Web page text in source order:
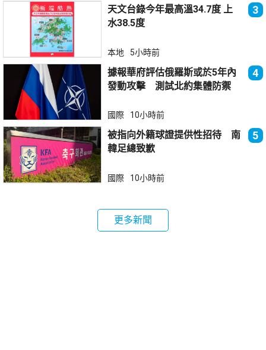
天文台錄今年最高溫34.7度 上
水38.5度
3
本地 5小時前
據報華府評估俄羅斯或於5年內
發動攻擊 測試北約集體防禦
4
國際 10小時前
被指向外籍球證提供性招待 南
韓足總致歉
5
國際 10小時前
更多新聞